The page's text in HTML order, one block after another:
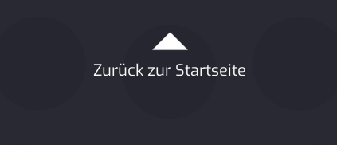
Zurück zur Startseite